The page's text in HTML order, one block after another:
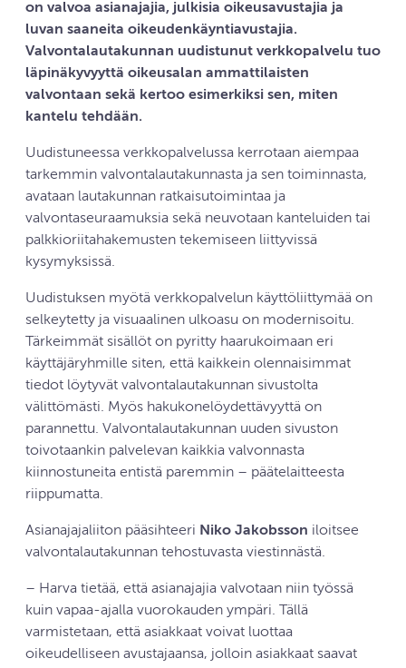
on valvoa asianajajia, julkisia oikeusavustajia ja
luvan saaneita oikeudenkäyntiavustajia.
Valvontalautakunnan uudistunut verkkopalvelu tuo
läpinäkyvyyttä oikeusalan ammattilaisten
valvontaan sekä kertoo esimerkiksi sen, miten
kantelu tehdään.
Uudistuneessa verkkopalvelussa kerrotaan aiempaa
tarkemmin valvontalautakunnasta ja sen toiminnasta,
avataan lautakunnan ratkaisutoimintaa ja
valvontaseuraamuksia sekä neuvotaan kanteluiden tai
palkkioriitahakemusten tekemiseen liittyvissä
kysymyksissä.
Uudistuksen myötä verkkopalvelun käyttöliittymää on
selkeytetty ja visuaalinen ulkoasu on modernisoitu.
Tärkeimmät sisällöt on pyritty haarukoimaan eri
käyttäjäryhmille siten, että kaikkein olennaisimmat
tiedot löytyvät valvontalautakunnan sivustolta
välittömästi. Myös hakukonelöydettävyyttä on
parannettu. Valvontalautakunnan uuden sivuston
toivotaankin palvelevan kaikkia valvonnasta
kiinnostuneita entistä paremmin – päätelaitteesta
riippumatta.
Asianajajaliiton pääsihteeri Niko Jakobsson iloitsee
valvontalautakunnan tehostuvasta viestinnästä.
– Harva tietää, että asianajajia valvotaan niin työssä
kuin vapaa-ajalla vuorokauden ympäri. Tällä
varmistetaan, että asiakkaat voivat luottaa
oikeudelliseen avustajaansa, jolloin asiakkaat saavat